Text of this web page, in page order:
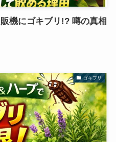
機にゴキブリ!? 噂の真相
ゴキブリ